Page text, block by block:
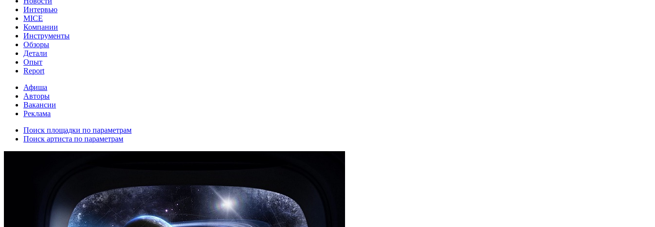
Интервью
MICE
Компании
Инструменты
Обзоры
Детали
Опыт
Report
Афиша
Авторы
Вакансии
Реклама
Поиск площадки по параметрам
Поиск артиста по параметрам